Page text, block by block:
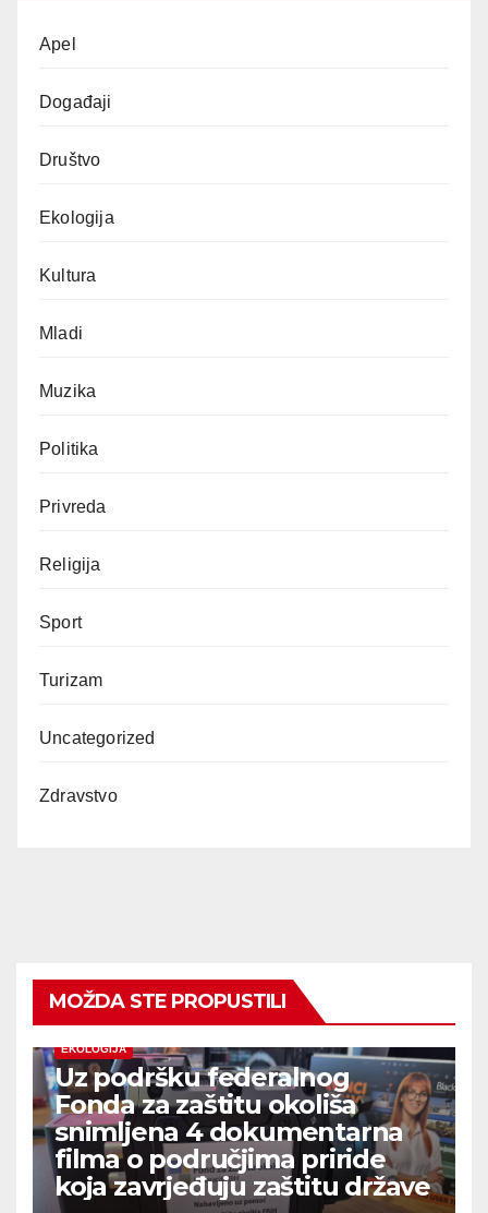
Apel
Događaji
Društvo
Ekologija
Kultura
Mladi
Muzika
Politika
Privreda
Religija
Sport
Turizam
Uncategorized
Zdravstvo
MOŽDA STE PROPUSTILI
EKOLOGIJA
Uz podršku federalnog
Fonda za zaštitu okoliša
snimljena 4 dokumentarna
filma o područjima priride
koja zavrjeđuju zaštitu države